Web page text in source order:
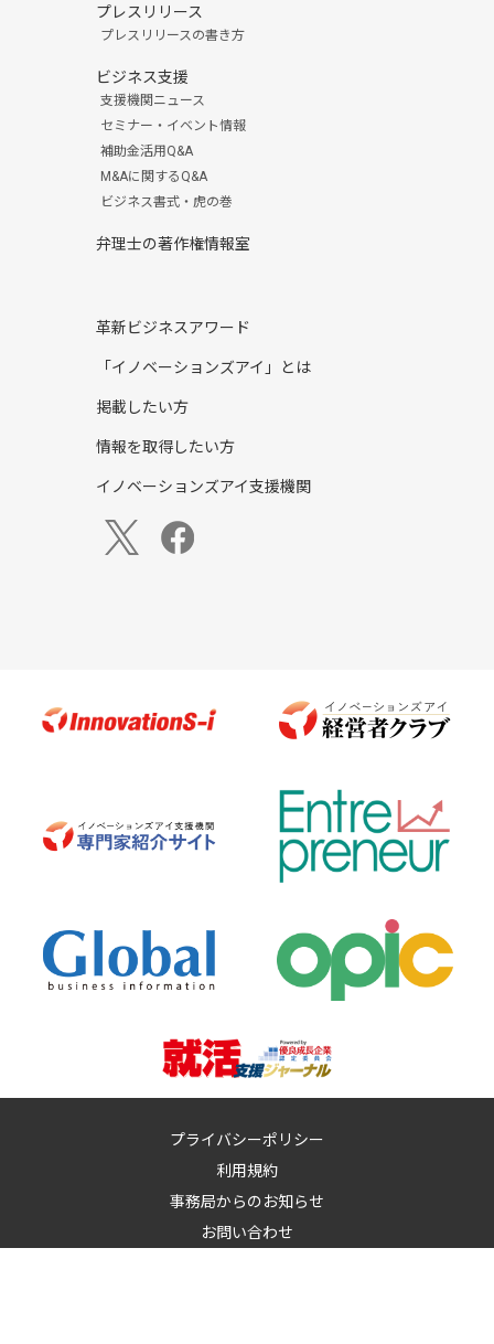
プレスリリース
プレスリリースの書き方
ビジネス支援
支援機関ニュース
セミナー・イベント情報
補助金活用Q&A
M&Aに関するQ&A
ビジネス書式・虎の巻
弁理士の著作権情報室
革新ビジネスアワード
「イノベーションズアイ」とは
掲載したい方
情報を取得したい方
イノベーションズアイ支援機関
プライバシーポリシー
利用規約
事務局からのお知らせ
お問い合わせ